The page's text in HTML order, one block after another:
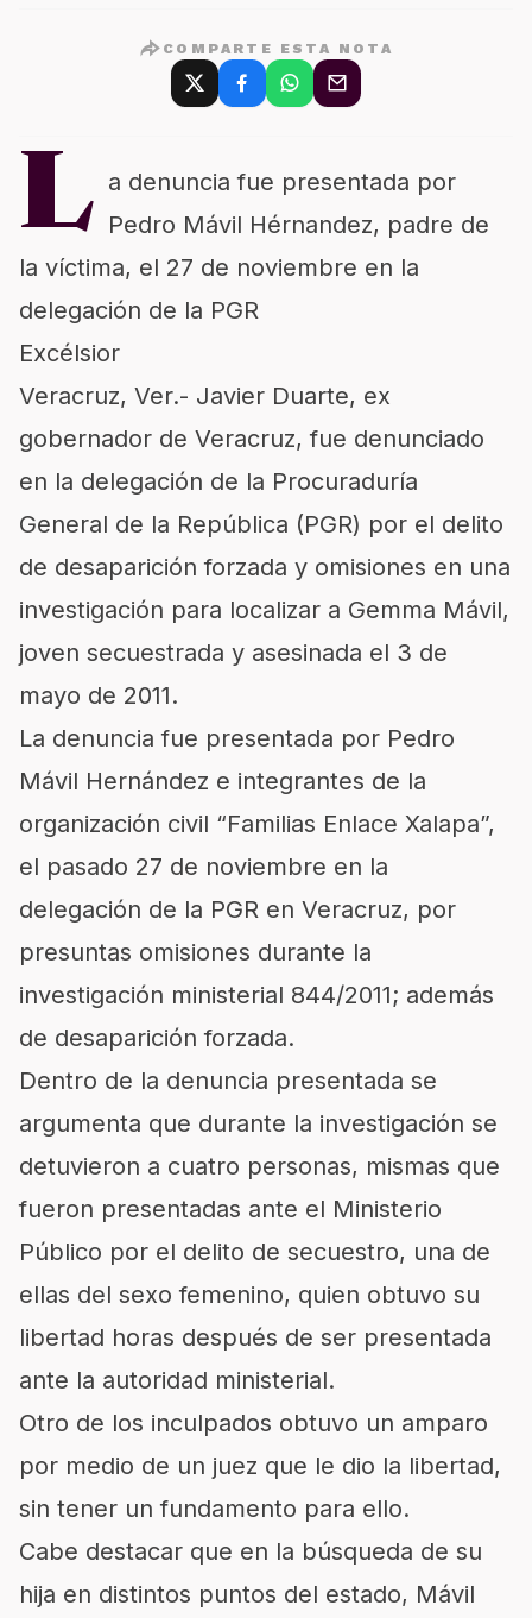
COMPARTE ESTA NOTA
L a denuncia fue presentada por
Pedro Mávil Hérnandez, padre de
la víctima, el 27 de noviembre en la
delegación de la PGR
Excélsior
Veracruz, Ver.- Javier Duarte, ex
gobernador de Veracruz, fue denunciado
en la delegación de la Procuraduría
General de la República (PGR) por el delito
de desaparición forzada y omisiones en una
investigación para localizar a Gemma Mávil,
joven secuestrada y asesinada el 3 de
mayo de 2011.
La denuncia fue presentada por Pedro
Mávil Hernández e integrantes de la
organización civil “Familias Enlace Xalapa”,
el pasado 27 de noviembre en la
delegación de la PGR en Veracruz, por
presuntas omisiones durante la
investigación ministerial 844/2011; además
de desaparición forzada.
Dentro de la denuncia presentada se
argumenta que durante la investigación se
detuvieron a cuatro personas, mismas que
fueron presentadas ante el Ministerio
Público por el delito de secuestro, una de
ellas del sexo femenino, quien obtuvo su
libertad horas después de ser presentada
ante la autoridad ministerial.
Otro de los inculpados obtuvo un amparo
por medio de un juez que le dio la libertad,
sin tener un fundamento para ello.
Cabe destacar que en la búsqueda de su
hija en distintos puntos del estado, Mávil